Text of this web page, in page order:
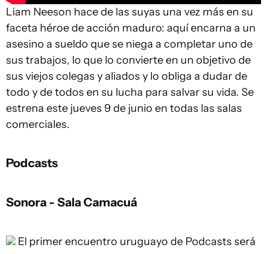
Liam Neeson hace de las suyas una vez más en su
faceta héroe de acción maduro: aquí encarna a un
asesino a sueldo que se niega a completar uno de
sus trabajos, lo que lo convierte en un objetivo de
sus viejos colegas y aliados y lo obliga a dudar de
todo y de todos en su lucha para salvar su vida. Se
estrena este jueves 9 de junio en todas las salas
comerciales.
Podcasts
Sonora - Sala Camacuá
El primer encuentro uruguayo de Podcasts será